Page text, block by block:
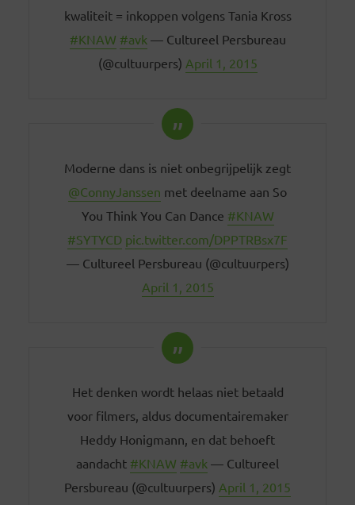
kwaliteit = inkoppen volgens Tania Kross
#KNAW #avk — Cultureel Persbureau
(@cultuurpers) April 1, 2015
Moderne dans is niet onbegrijpelijk zegt
@ConnyJanssen met deelname aan So
You Think You Can Dance #KNAW
#SYTYCD pic.twitter.com/DPPTRBsx7F
— Cultureel Persbureau (@cultuurpers)
April 1, 2015
Het denken wordt helaas niet betaald
voor filmers, aldus documentairemaker
Heddy Honigmann, en dat behoeft
aandacht #KNAW #avk — Cultureel
Persbureau (@cultuurpers) April 1, 2015